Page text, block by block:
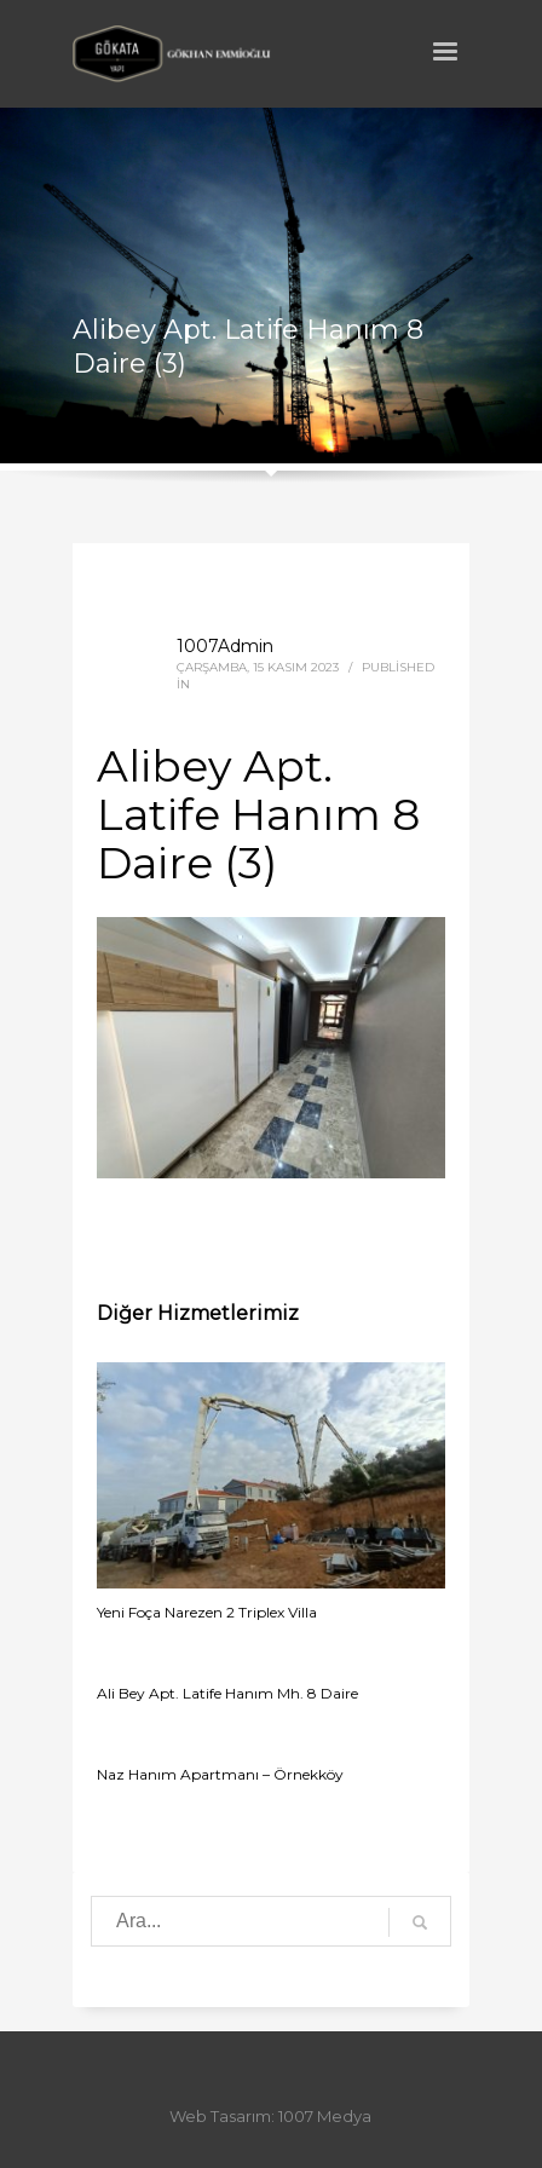
Alibey Apt. Latife Hanım 8
Daire (3)
1007Admin
ÇARŞAMBA, 15 KASIM 2023 /
PUBLISHED
IN
Alibey Apt.
Latife Hanım 8
Daire (3)
Diğer Hizmetlerimiz
Yeni Foça Narezen 2 Triplex Villa
Ali Bey Apt. Latife Hanım Mh. 8 Daire
Naz Hanım Apartmanı – Örnekköy
Web Tasarım: 1007 Medya